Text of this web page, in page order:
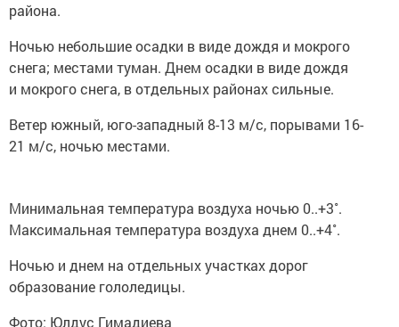
района.
Ночью небольшие осадки в виде дождя и мокрого
снега; местами туман. Днем осадки в виде дождя
и мокрого снега, в отдельных районах сильные.
Ветер южный, юго-западный 8-13 м/с, порывами 16-
21 м/с, ночью местами.
Минимальная температура воздуха ночью 0..+3˚.
Максимальная температура воздуха днем 0..+4˚.
Ночью и днем на отдельных участках дорог
образование гололедицы.
Фото: Юлдус Гимадиева